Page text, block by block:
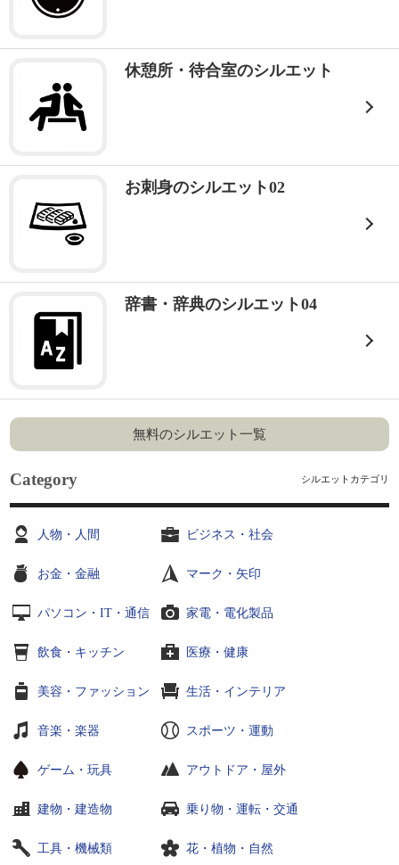
休憩所・待合室のシルエット
お刺身のシルエット02
辞書・辞典のシルエット04
無料のシルエット一覧
Category シルエットカテゴリ
人物・人間 ビジネス・社会
お金・金融 マーク・矢印
パソコン・IT・通信 家電・電化製品
飲食・キッチン 医療・健康
美容・ファッション 生活・インテリア
音楽・楽器 スポーツ・運動
ゲーム・玩具 アウトドア・屋外
建物・建造物 乗り物・運転・交通
工具・機械類 花・植物・自然